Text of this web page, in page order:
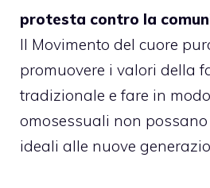
protesta contro la
Il Movimento del cuore
promuovere i valori della
tradizionale e fare in
omosessuali non
ideali alle nuove